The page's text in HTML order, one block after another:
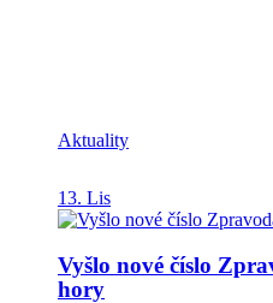
Aktuality
13. Lis
Vyšlo nové číslo
hory